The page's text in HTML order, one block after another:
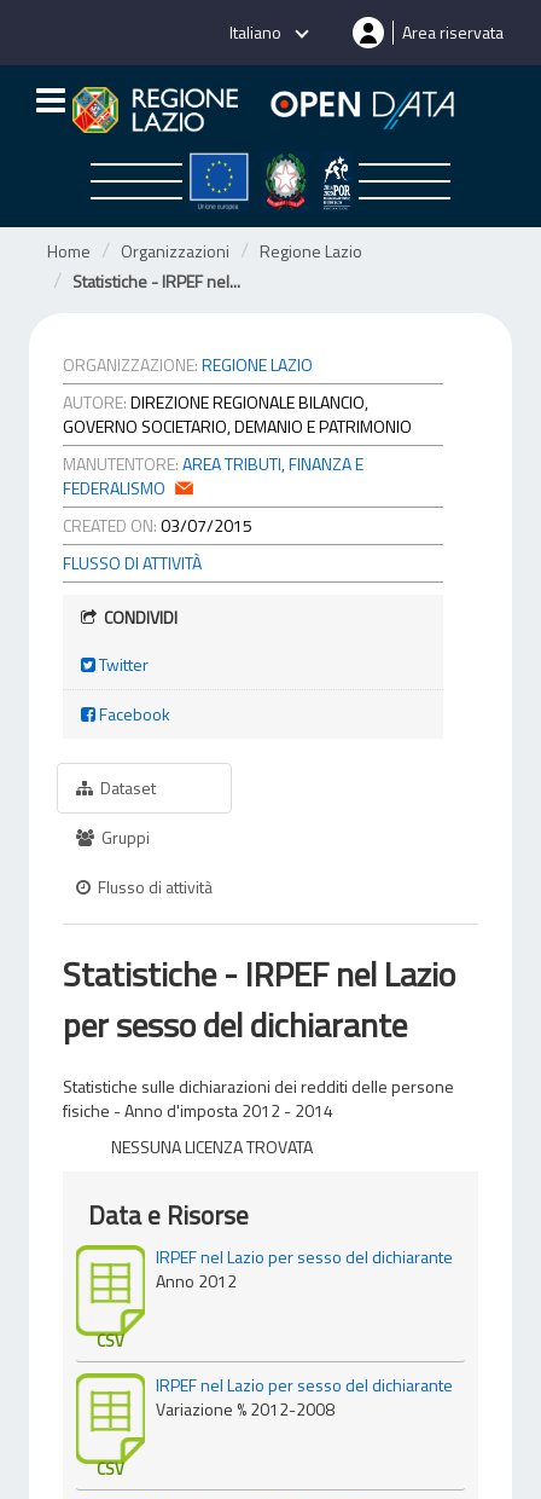
Italiano Area riservata
Home Organizzazioni
Regione Lazio
Statistiche - IRPEF nel...
ORGANIZZAZIONE:REGIONE LAZIO
AUTORE:DIREZIONE REGIONALE BILANCIO,
GOVERNO SOCIETARIO, DEMANIO E PATRIMONIO
MANUTENTORE:AREA TRIBUTI, FINANZA E
FEDERALISMO
CREATED ON:03/07/2015
FLUSSO DI ATTIVITÀ
CONDIVIDI
Twitter
Facebook
Dataset
Gruppi
Flusso di attività
Statistiche - IRPEF nel Lazio
per sesso del dichiarante
Statistiche sulle dichiarazioni dei redditi delle persone
fisiche - Anno d'imposta 2012 - 2014
NESSUNA LICENZA TROVATA
Data e Risorse
CSV
IRPEF nel Lazio per sesso del dichiarante
Anno 2012
CSV
IRPEF nel Lazio per sesso del dichiarante
Variazione % 2012-2008